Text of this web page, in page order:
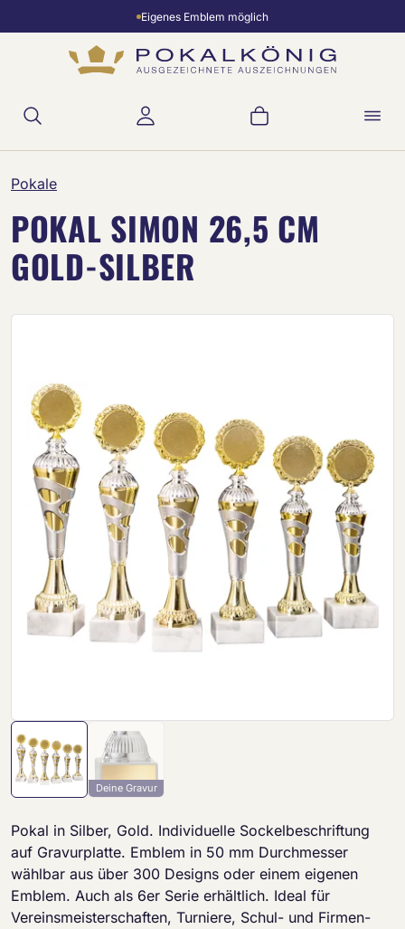
Zum Hauptinhalt springenEigenes Emblem möglich
Warenkorb
Pokale
POKAL SIMON 26,5 CM
GOLD-SILBER
Deine Gravur
Pokal in Silber, Gold. Individuelle Sockelbeschriftung
auf Gravurplatte. Emblem in 50 mm Durchmesser
wählbar aus über 300 Designs oder einem eigenen
Emblem. Auch als 6er Serie erhältlich. Ideal für
Vereinsmeisterschaften, Turniere, Schul- und Firmen-